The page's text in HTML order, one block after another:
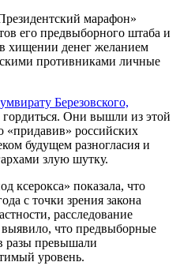
марафон»
его предвыборного штаба и
хищении денег желанием
противниками личные
Березовского,
гордиться. Они вышли из этой
«придавив» российских
будущем разногласия и
злую шутку.
ксерокса» показала, что
с точки зрения закона
расследование
что предвыборные
разы превышали
уровень.